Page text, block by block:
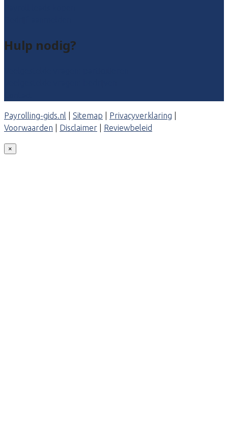
Hulp nodig?
Payrolling-gids.nl Sitemap Privacyverklaring
Voorwaarden
Disclaimer Reviewbeleid
×